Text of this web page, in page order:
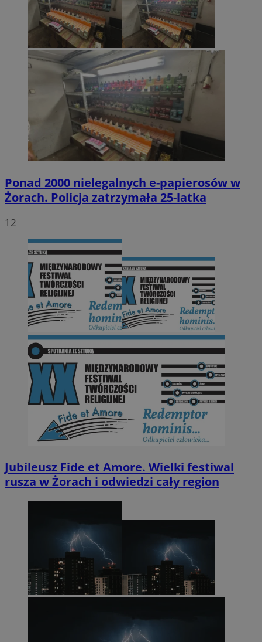
Ponad 2000 nielegalnych e-papierosów w
Żorach. Policja zatrzymała 25-latka
12
Jubileusz Fide et Amore. Wielki festiwal
rusza w Żorach i odwiedzi cały region